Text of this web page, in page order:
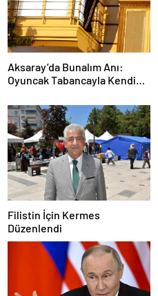
Aksaray’da Bunalım Anı:
Oyuncak Tabancayla Kendine
Filistin İçin Kermes
Düzenlendi